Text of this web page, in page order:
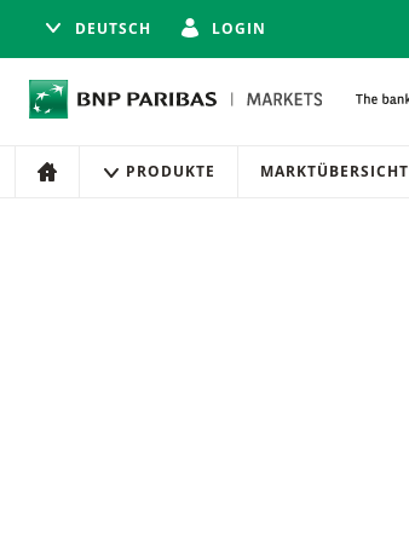
DEUTSCH LOGIN
Navigation
Seitennavigation
HOME PRODUKTE MARKTÜBERSICHT